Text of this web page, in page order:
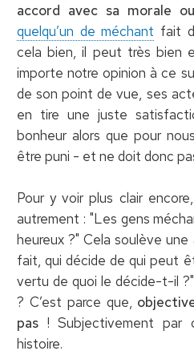
accord avec sa morale
quelqu’un de méchant fait
cela bien, il peut très bien
importe notre opinion à ce
de son point de vue, ses
en tire une juste
bonheur alors que pour
être puni - et ne doit donc
Pour y voir plus clair
autrement : "Les gens
heureux ?" Cela soulève
fait, qui décide de qui peut
vertu de quoi le décide-t-il
? C’est parce que,
pas! Subjectivement par
histoire.